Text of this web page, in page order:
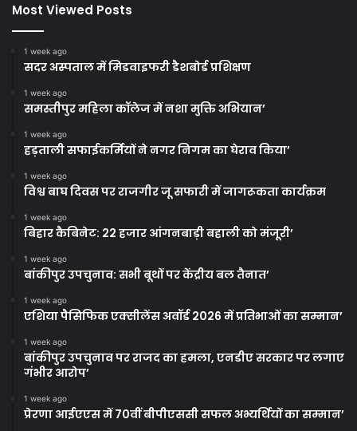
Most Viewed Posts
1 week ago
सदर अस्पताल में मिडवाइफरी डैशबोर्ड प्रशिक्षण
1 week ago
समस्तीपुर महिला कॉलेज में नशा मुक्ति अभियान’
1 week ago
हड़ताली सफाईकर्मियों ने नगर निगम का घेराव किया’
1 week ago
विश्व बाघ दिवस पर राजगीर जू सफारी में जागरूकता कार्यक्रम
1 week ago
बिहार कैबिनेट: 22 हजार आंगनबाड़ी बहाली को मंजूरी’
1 week ago
बांकीपुर उपचुनाव: सभी बूथों पर केंद्रीय बल तैनात’
1 week ago
एशिया पैसिफिक एक्सीलेंस अवॉर्ड 2026 में प्रतिभाओं का सम्मान’
1 week ago
बांकीपुर उपचुनाव पर राजद का हमला, एनडीए सरकार पर लगाए
गंभीर आरोप’
1 week ago
प्रेरणा आईएएस में 70वीं बीपीएससी सफल अभ्यर्थियों का सम्मान’